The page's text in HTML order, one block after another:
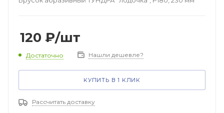
120 ₽/шт
Достаточно Нашли дешевле?
КУПИТЬ В 1 КЛИК
Рассчитать доставку